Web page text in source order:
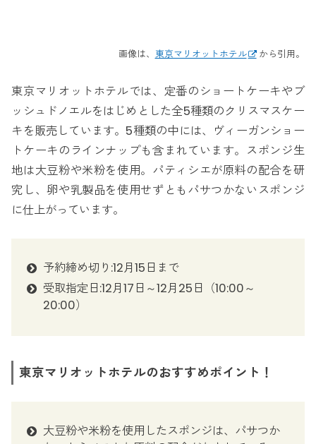
画像は、 東京マリオットホテル から引用。
東京マリオットホテルでは、定番のショートケーキやブ
ッシュドノエルをはじめとした全5種類のクリスマスケー
キを販売しています。5種類の中には、ヴィーガンショー
トケーキのラインナップも含まれています。スポンジ生
地は大豆粉や米粉を使用。パティシエが原料の配合を研
究し、卵や乳製品を使用せずともパサつかないスポンジ
に仕上がっています。
予約締め切り:12月15日まで
受取指定日:12月17日～12月25日（10:00～
20:00）
東京マリオットホテルのおすすめポイント！
大豆粉や米粉を使用したスポンジは、パサつか